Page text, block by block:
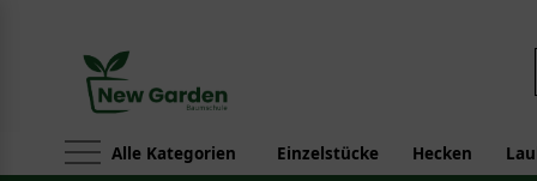
Alle Kategorien Einzelstücke Hecken